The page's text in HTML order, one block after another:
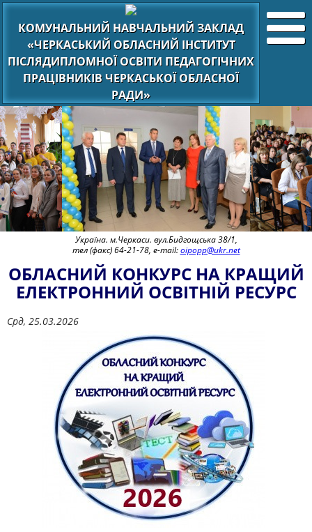
КОМУНАЛЬНИЙ НАВЧАЛЬНИЙ ЗАКЛАД
«ЧЕРКАСЬКИЙ ОБЛАСНИЙ ІНСТИТУТ
ПІСЛЯДИПЛОМНОЇ ОСВІТИ ПЕДАГОГІЧНИХ
ПРАЦІВНИКІВ ЧЕРКАСЬКОЇ ОБЛАСНОЇ
РАДИ»
Україна. м.Черкаси. вул.Бидгощська 38/1,
тел (факс) 64-21-78, e-mail:oipopp@ukr.net
ОБЛАСНИЙ КОНКУРС НА КРАЩИЙ
ЕЛЕКТРОННИЙ ОСВІТНІЙ РЕСУРС
Срд, 25.03.2026